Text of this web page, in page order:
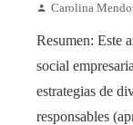
Carolina
Resumen: Este
social
estrategias de
responsables